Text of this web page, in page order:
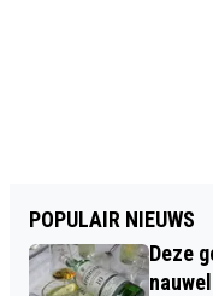
POPULAIR NIEUWS
Deze